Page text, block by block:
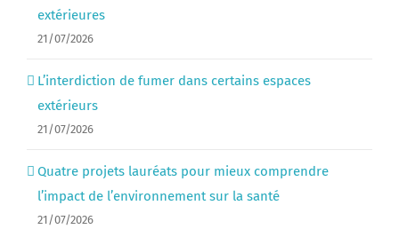
extérieures
21/07/2026
L’interdiction de fumer dans certains espaces
extérieurs
21/07/2026
Quatre projets lauréats pour mieux comprendre
l’impact de l’environnement sur la santé
21/07/2026